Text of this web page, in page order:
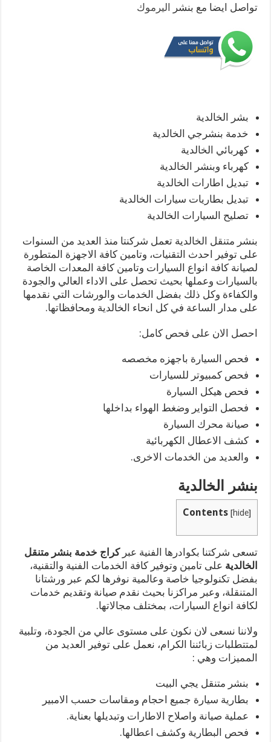
تواصل ايضا مع بنشر اليرموك
بشر الخالدية
خدمة بنشرجي الخالدية
كهربائي الخالدية
كهرباء وبنشر الخالدية
تبديل اطارات الخالدية
تبديل بطاريات سيارات الخالدية
تصليح السيارات الخالدية
بنشر متنقل الخالدية تعمل شركنتا منذ العديد من السنوات
على توفير احدث التقنيات، وتامين كافة الاجهزة المتطورة
لصيانة كافة انواع السيارات وتامين كافة المعدات الخاصة
بالسيارات وعملها بحيث تحصل على الاداء العالي والجودة
والكفاءة وكل ذلك بفضل الخدمات والورشات التي نقدمها
على مدار الساعة في كل انحاء الخالدية ومحافظاتها.
احصل الان على فحص كامل:
فحص السيارة باجهزه مخصصه
فحص كمبيوتر للسيارات
فحص هيكل السيارة
فحصل التواير وضغط الهواء بداخلها
صيانة محرك السيارة
كشف الاعطال الكهربائية
والعديد من الخدمات الاخرى.
بنشر الخالدية
Contents [hide]
تسعى شركتنا بكوادرها الفنية عبركراج خدمة بنشر متنقل
الخالدية على تامين وتوفير كافة الخدمات الفنية والتقنية،
بفضل تكنولوجيا خاصة وعالمية نوفرها لكم عبر ورشتانا
المتنقلة، وعبر مراكزنا بحيث نقدم صيانة وتقديم خدمات
لكافة انواع السيارات، بمختلف مجالاتها.
ولاننا نسعى لان نكون على مستوى عالي من الجودة، وتلبية
لمتتطلبات زبائننا الكرام، نعمل على توفير العديد من
المميزات وهي :
بنشر متنقل يجي البيت
بطارية سيارة جميع احجام ومقاسات حسب الامبير
عملية صيانة واصلاح الاطارات وتبديلها بعناية.
فحص البطارية وكشف اعطالها.